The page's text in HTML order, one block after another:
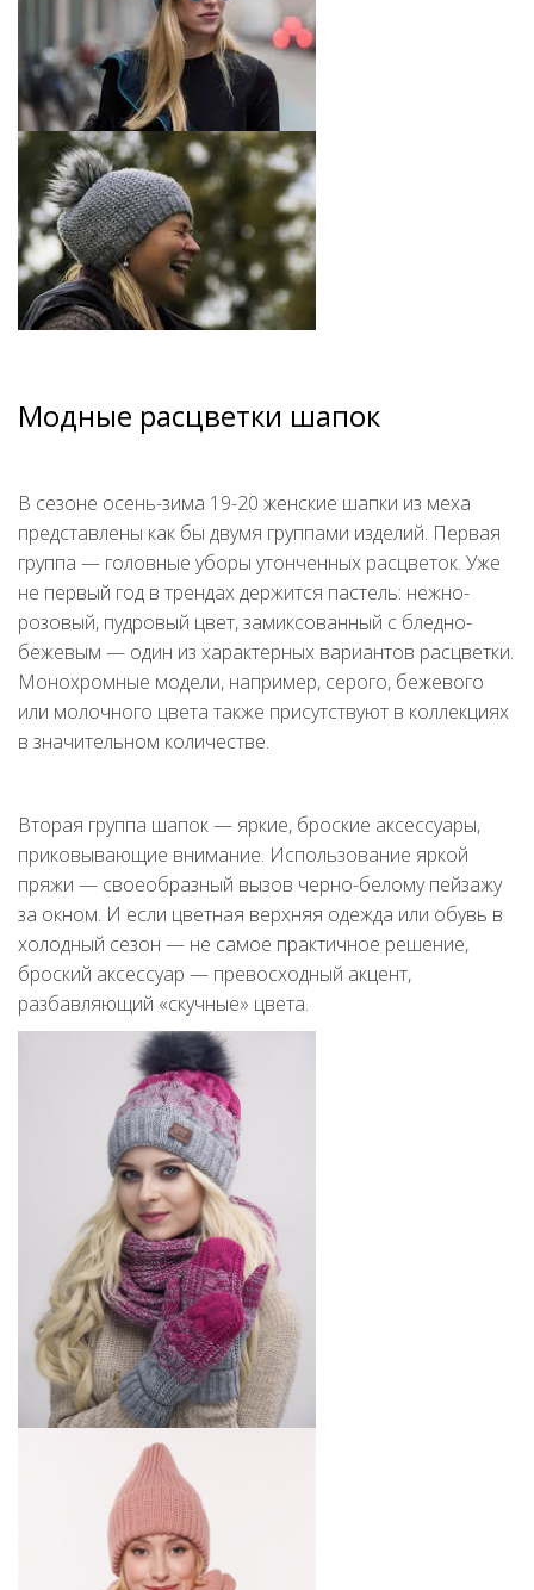
Модные расцветки шапок
В сезоне осень-зима 19-20 женские шапки из меха
представлены как бы двумя группами изделий. Первая
группа — головные уборы утонченных расцветок. Уже
не первый год в трендах держится пастель: нежно-
розовый, пудровый цвет, замиксованный с бледно-
бежевым — один из характерных вариантов расцветки.
Монохромные модели, например, серого, бежевого
или молочного цвета также присутствуют в коллекциях
в значительном количестве.
Вторая группа шапок — яркие, броские аксессуары,
приковывающие внимание. Использование яркой
пряжи — своеобразный вызов черно-белому пейзажу
за окном. И если цветная верхняя одежда или обувь в
холодный сезон — не самое практичное решение,
броский аксессуар — превосходный акцент,
разбавляющий «скучные» цвета.